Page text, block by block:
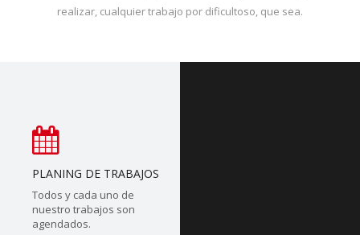
realizar, cualquier trabajo por dificultoso, que sea.
PLANING DE TRABAJOS
Todos y cada uno de
nuestro trabajos son
agendados.